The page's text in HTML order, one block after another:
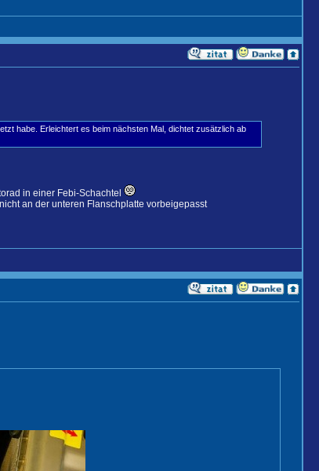
habe. Erleichtert es beim nächsten Mal, dichtet zusätzlich ab
in einer Febi-Schachtel
an der unteren Flanschplatte vorbeigepasst